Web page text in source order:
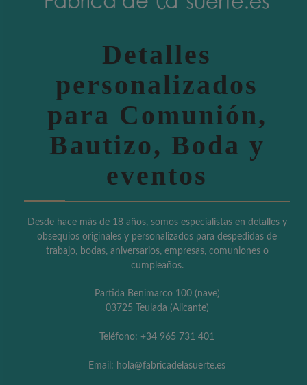
Detalles
personalizados
para Comunión,
Bautizo, Boda y
eventos
Desde hace más de 18 años, somos especialistas en detalles y
obsequios originales y personalizados para despedidas de
trabajo, bodas, aniversarios, empresas, comuniones o
cumpleaños.
Partida Benimarco 100 (nave)
03725 Teulada (Alicante)
Teléfono: +34 965 731 401
Email: hola@fabricadelasuerte.es